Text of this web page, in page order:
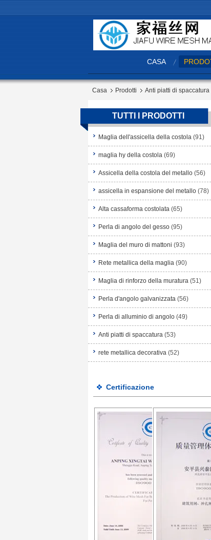
CASA
Casa Prodotti Anti piatti di spaccatura
TUTTI I PRODOTTI
Maglia dell'assicella della costola (91)
maglia hy della costola (69)
Assicella della costola del metallo (56)
assicella in espansione del metallo (78)
Alta cassaforma costolata (65)
Perla di angolo del gesso (95)
Maglia del muro di mattoni (93)
Rete metallica della maglia (90)
Maglia di rinforzo della muratura (51)
Perla d'angolo galvanizzata (56)
Perla di alluminio di angolo (49)
Anti piatti di spaccatura (53)
rete metallica decorativa (52)
Certificazione